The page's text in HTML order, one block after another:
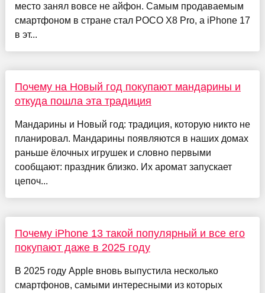
место занял вовсе не айфон. Самым продаваемым
смартфоном в стране стал POCO X8 Pro, а iPhone 17
в эт...
Почему на Новый год покупают мандарины и
откуда пошла эта традиция
Мандарины и Новый год: традиция, которую никто не
планировал. Мандарины появляются в наших домах
раньше ёлочных игрушек и словно первыми
сообщают: праздник близко. Их аромат запускает
цепоч...
Почему iPhone 13 такой популярный и все его
покупают даже в 2025 году
В 2025 году Apple вновь выпустила несколько
смартфонов, самыми интересными из которых